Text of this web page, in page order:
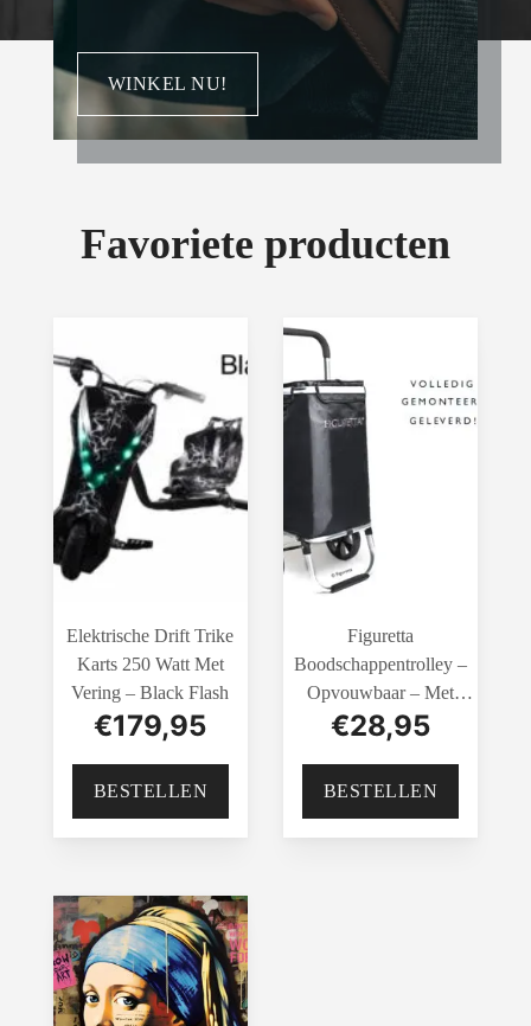
WINKEL NU!
Favoriete producten
Elektrische Drift Trike
Karts 250 Watt Met
Vering – Black Flash
€179,95
BESTELLEN
Figuretta
Boodschappentrolley –
Opvouwbaar – Met
Koelvak En Afneembare
€28,95
BESTELLEN